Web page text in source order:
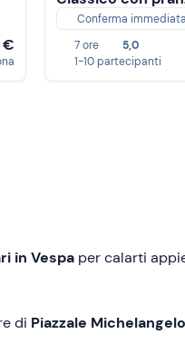
€
Conferma immediata
7 ore
5,0
1-10 partecipanti
in Vespa per calarti
di Piazzale Michelangelo